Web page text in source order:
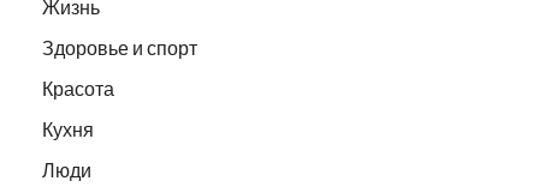
Жизнь
Здоровье и спорт
Красота
Кухня
Люди